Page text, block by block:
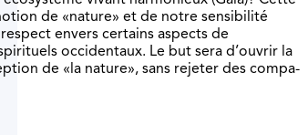
de «nature» et de notre sensibilité
envers certains aspects de
occidentaux. Le but sera d’ouvrir la
de «la nature», sans rejeter des compa-